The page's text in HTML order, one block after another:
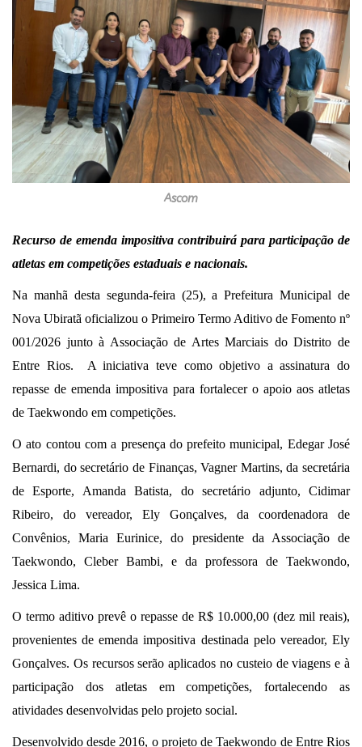
Ascom
Recurso de emenda impositiva contribuirá para participação de
atletas em competições estaduais e nacionais.
Na manhã desta segunda-feira (25), a Prefeitura Municipal de
Nova Ubiratã oficializou o Primeiro Termo Aditivo de Fomento nº
001/2026 junto à Associação de Artes Marciais do Distrito de
Entre Rios. A iniciativa teve como objetivo a assinatura do
repasse de emenda impositiva para fortalecer o apoio aos atletas
de Taekwondo em competições.
O ato contou com a presença do prefeito municipal, Edegar José
Bernardi, do secretário de Finanças, Vagner Martins, da secretária
de Esporte, Amanda Batista, do secretário adjunto, Cidimar
Ribeiro, do vereador, Ely Gonçalves, da coordenadora de
Convênios, Maria Eurinice, do presidente da Associação de
Taekwondo, Cleber Bambi, e da professora de Taekwondo,
Jessica Lima.
O termo aditivo prevê o repasse de R$ 10.000,00 (dez mil reais),
provenientes de emenda impositiva destinada pelo vereador, Ely
Gonçalves. Os recursos serão aplicados no custeio de viagens e à
participação dos atletas em competições, fortalecendo as
atividades desenvolvidas pelo projeto social.
Desenvolvido desde 2016, o projeto de Taekwondo de Entre Rios